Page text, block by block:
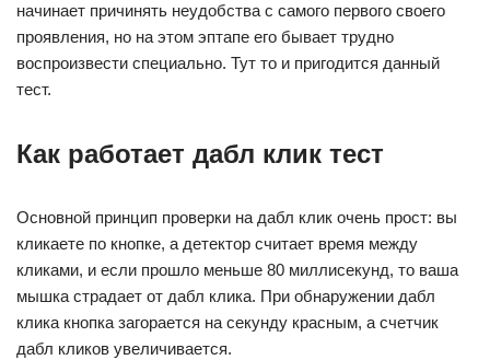
начинает причинять неудобства с самого первого своего
проявления, но на этом эптапе его бывает трудно
воспроизвести специально. Тут то и пригодится данный
тест.
Как работает дабл клик тест
Основной принцип проверки на дабл клик очень прост: вы
кликаете по кнопке, а детектор считает время между
кликами, и если прошло меньше 80 миллисекунд, то ваша
мышка страдает от дабл клика. При обнаружении дабл
клика кнопка загорается на секунду красным, а счетчик
дабл кликов увеличивается.